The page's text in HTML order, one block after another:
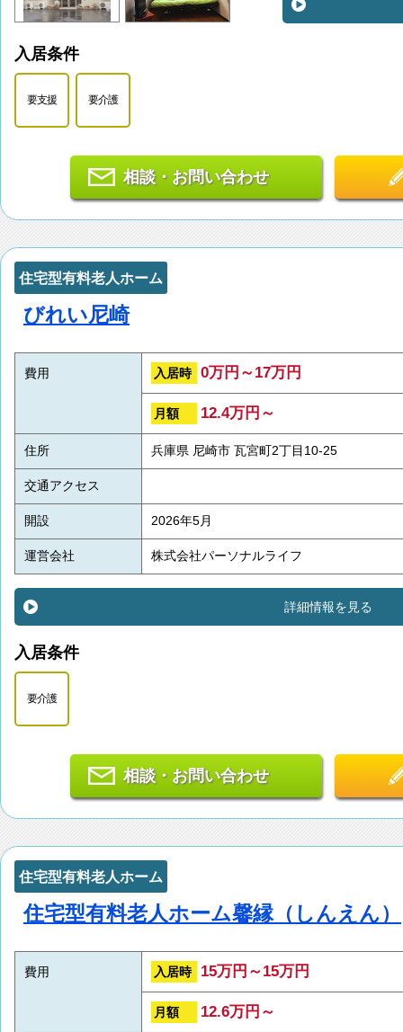
入居条件
要支援 要介護
相談・お問い合わせ
住宅型有料老人ホーム
びれい尼崎
費用 入居時 0万円～17万円
月額 12.4万円～
住所 兵庫県 尼崎市 瓦宮町2丁目10-25
交通アクセス
開設 2026年5月
運営会社 株式会社パーソナルライフ
詳細情報を見る
入居条件
要介護
相談・お問い合わせ
住宅型有料老人ホーム
住宅型有料老人ホーム馨縁（しんえん）
費用 入居時 15万円～15万円
月額 12.6万円～